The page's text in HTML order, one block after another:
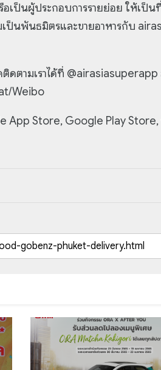
เป็นผู้ประกอบการรายย่อย ให้เป็น
ป็นพันธมิตรและขายอาหารกับ
ดตามเราได้ที่ @airasiasuperapp
Weibo
App Store, Google Play Store,